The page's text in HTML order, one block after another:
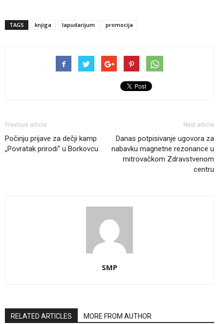
TAGS knjiga lapudarijum promocija
Previous article
Počinju prijave za dečji kamp
„Povratak prirodi“ u Borkovcu
Next article
Danas potpisivanje ugovora za
nabavku magnetne rezonance u
mitrovačkom Zdravstvenom
centru
SMP
RELATED ARTICLES MORE FROM AUTHOR